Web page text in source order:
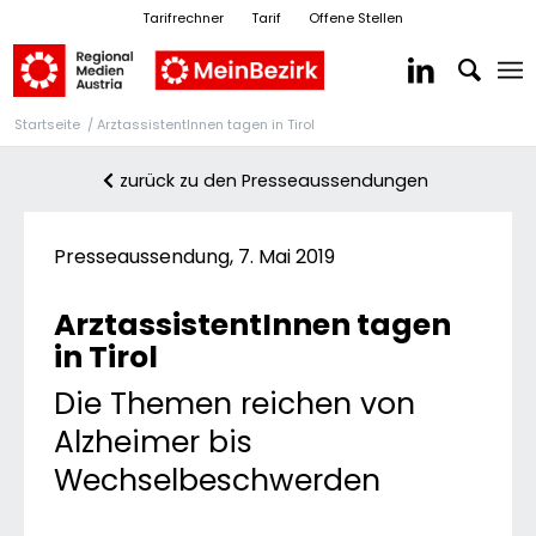
Tarifrechner Tarif Offene Stellen
Startseite / ArztassistentInnen tagen in Tirol
zurück zu den Presseaussendungen
Presseaussendung, 7. Mai 2019
ArztassistentInnen tagen
in Tirol
Die Themen reichen von
Alzheimer bis
Wechselbeschwerden